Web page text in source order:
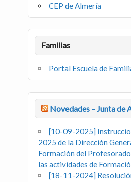
CEP de Almería
Familias
Portal Escuela de
Novedades – Junta de
[10-09-2025]
2025 de la Dirección
Formación del
las actividades de
[18-11-2024]